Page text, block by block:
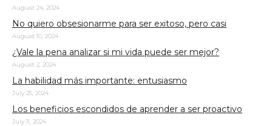
August 24, 2024
No quiero obsesionarme para ser exitoso, pero casi
August 10, 2024
¿Vale la pena analizar si mi vida puede ser mejor?
August 2, 2024
La habilidad más importante: entusiasmo
July 25, 2024
Los beneficios escondidos de aprender a ser proactivo
July 11, 2024